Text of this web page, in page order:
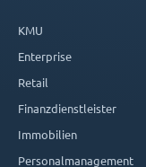
KMU
Enterprise
Retail
Finanzdienstleister
Immobilien
Personalmanagement